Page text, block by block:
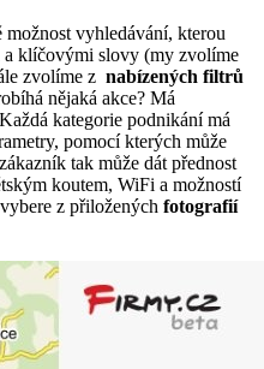
vyhledávání, kterou
a klíčovými slovy (my zvolíme
zvolíme z nabízených filtrů
nějaká akce? Má
kategorie podnikání má
pomocí kterých může
tak může dát přednost
koutem, WiFi a možností
z přiložených fotografií